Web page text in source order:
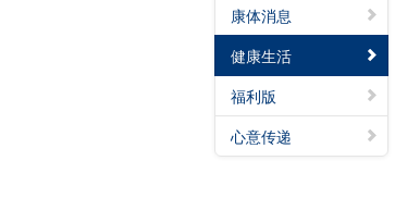
康体消息
健康生活
福利版
心意传递